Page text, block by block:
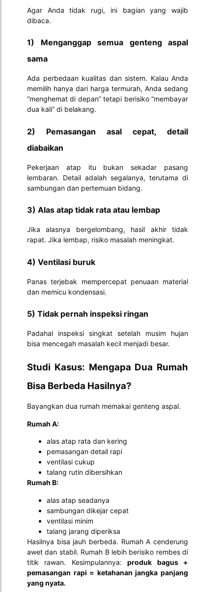
Agar Anda tidak rugi, ini bagian yang wajib
dibaca.
1) Menganggap semua genteng aspal
sama
Ada perbedaan kualitas dan sistem. Kalau Anda
memilih hanya dari harga termurah, Anda sedang
“menghemat di depan” tetapi berisiko “membayar
dua kali” di belakang.
2) Pemasangan asal cepat, detail
diabaikan
Pekerjaan atap itu bukan sekadar pasang
lembaran. Detail adalah segalanya, terutama di
sambungan dan pertemuan bidang.
3) Alas atap tidak rata atau lembap
Jika alasnya bergelombang, hasil akhir tidak
rapat. Jika lembap, risiko masalah meningkat.
4) Ventilasi buruk
Panas terjebak mempercepat penuaan material
dan memicu kondensasi.
5) Tidak pernah inspeksi ringan
Padahal inspeksi singkat setelah musim hujan
bisa mencegah masalah kecil menjadi besar.
Studi Kasus: Mengapa Dua Rumah
Bisa Berbeda Hasilnya?
Bayangkan dua rumah memakai genteng aspal.
Rumah A:
alas atap rata dan kering
pemasangan detail rapi
ventilasi cukup
talang rutin dibersihkan
Rumah B:
alas atap seadanya
sambungan dikejar cepat
ventilasi minim
talang jarang diperiksa
Hasilnya bisa jauh berbeda. Rumah A cenderung
awet dan stabil. Rumah B lebih berisiko rembes di
titik rawan. Kesimpulannya:produk bagus +
pemasangan rapi = ketahanan jangka panjang
yang nyata.